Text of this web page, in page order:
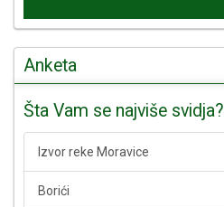
Anketa
Šta Vam se najviše svidja?
Izvor reke Moravice
Borići